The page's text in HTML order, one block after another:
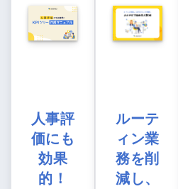
人事評
価にも
効果
的！
ルーテ
ィン業
務を削
減し、